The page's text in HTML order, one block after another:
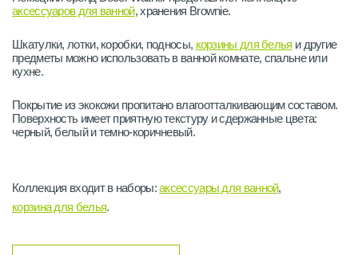
аксессуаров для ванной, хранения Brownie.
Шкатулки, лотки, коробки, подносы, корзины для белья и другие
предметы можно использовать в ванной комнате, спальне или
кухне.
Покрытие из экокожи пропитано влагоотталкивающим составом.
Поверхность имеет приятную текстуру и сдержанные цвета:
черный, белый и темно-коричневый.
Коллекция входит в наборы:аксессуары для ванной,
корзина для белья.